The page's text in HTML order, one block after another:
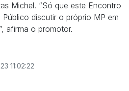
Michel. “Só que este Encontro
discutir o próprio MP em
afirma o promotor.
11:02:22